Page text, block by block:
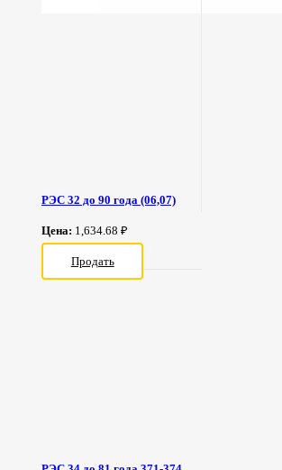
РЭС 32 до 90 года (06,07)
Цена: 1,634.68 ₽
Продать